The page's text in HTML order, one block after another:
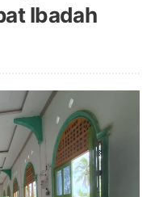
Ibadah